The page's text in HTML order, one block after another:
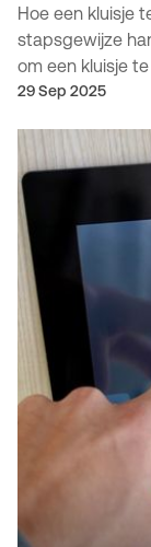
Hoe een kluisje
stapsgewijze
om een kluisje
29 Sep 2025